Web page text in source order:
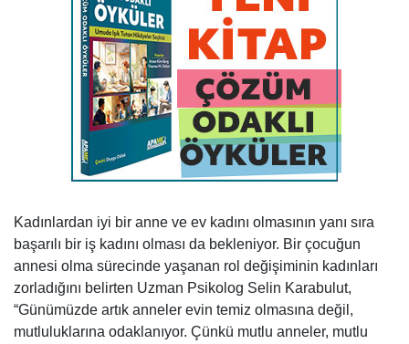
Kadınlardan iyi bir anne ve ev kadını olmasının yanı sıra
başarılı bir iş kadını olması da bekleniyor. Bir çocuğun
annesi olma sürecinde yaşanan rol değişiminin kadınları
zorladığını belirten Uzman Psikolog Selin Karabulut,
“Günümüzde artık anneler evin temiz olmasına değil,
mutluluklarına odaklanıyor. Çünkü mutlu anneler, mutlu